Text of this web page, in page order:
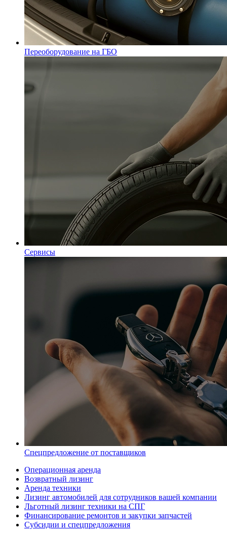
Переоборудование на ГБО
Сервисы
Спецпредложение от поставщиков
Операционная аренда
Возвратный лизинг
Аренда техники
Лизинг автомобилей для сотрудников вашей компании
Льготный лизинг техники на СПГ
Финансирование ремонтов и закупки запчастей
Субсидии и спецпредложения